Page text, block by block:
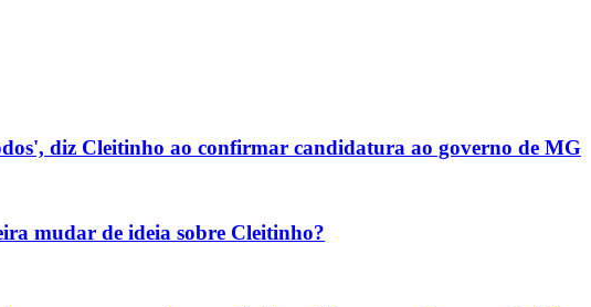
diz Cleitinho ao confirmar candidatura ao governo de MG
mudar de ideia sobre Cleitinho?